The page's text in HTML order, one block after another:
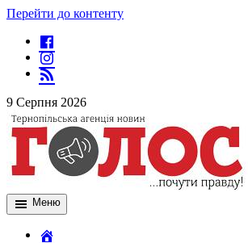
Перейти до контенту
9 Серпня 2026
Меню